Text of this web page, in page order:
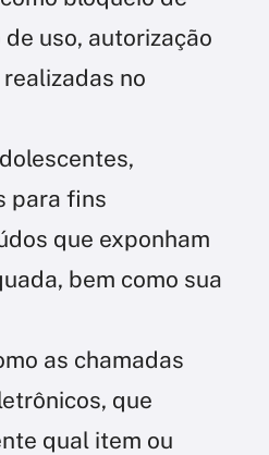
uso, autorização
no
para fins
que exponham
bem como sua
as chamadas
que
qual item ou